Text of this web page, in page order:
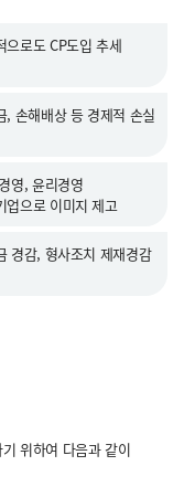
으로도 CP도입 추세
, 손해배상 등 경제적 손실
영, 윤리경영
업으로 이미지 제고
경감, 형사조치 제재경감
위하여 다음과 같이